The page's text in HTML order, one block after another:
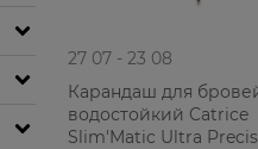
27 07 - 23 08
Карандаш для
водостойкий Catrice
Slim'Matic Ultra